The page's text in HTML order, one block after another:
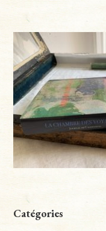
Catégories